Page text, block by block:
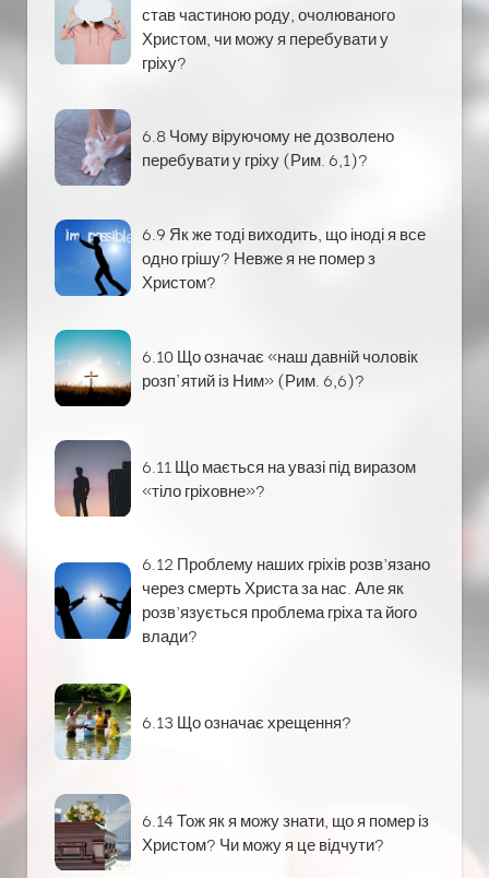
став частиною роду, очолюваного
Христом, чи можу я перебувати у
гріху?
6.8 Чому віруючому не дозволено
перебувати у гріху (Рим. 6,1)?
6.9 Як же тоді виходить, що іноді я все
одно грішу? Невже я не помер з
Христом?
6.10 Що означає «наш давній чоловік
розп'ятий із Ним» (Рим. 6,6)?
6.11 Що мається на увазі під виразом
«тіло гріховне»?
6.12 Проблему наших гріхів розв’язано
через смерть Христа за нас. Але як
розв’язується проблема гріха та його
влади?
6.13 Що означає хрещення?
6.14 Тож як я можу знати, що я помер із
Христом? Чи можу я це відчути?